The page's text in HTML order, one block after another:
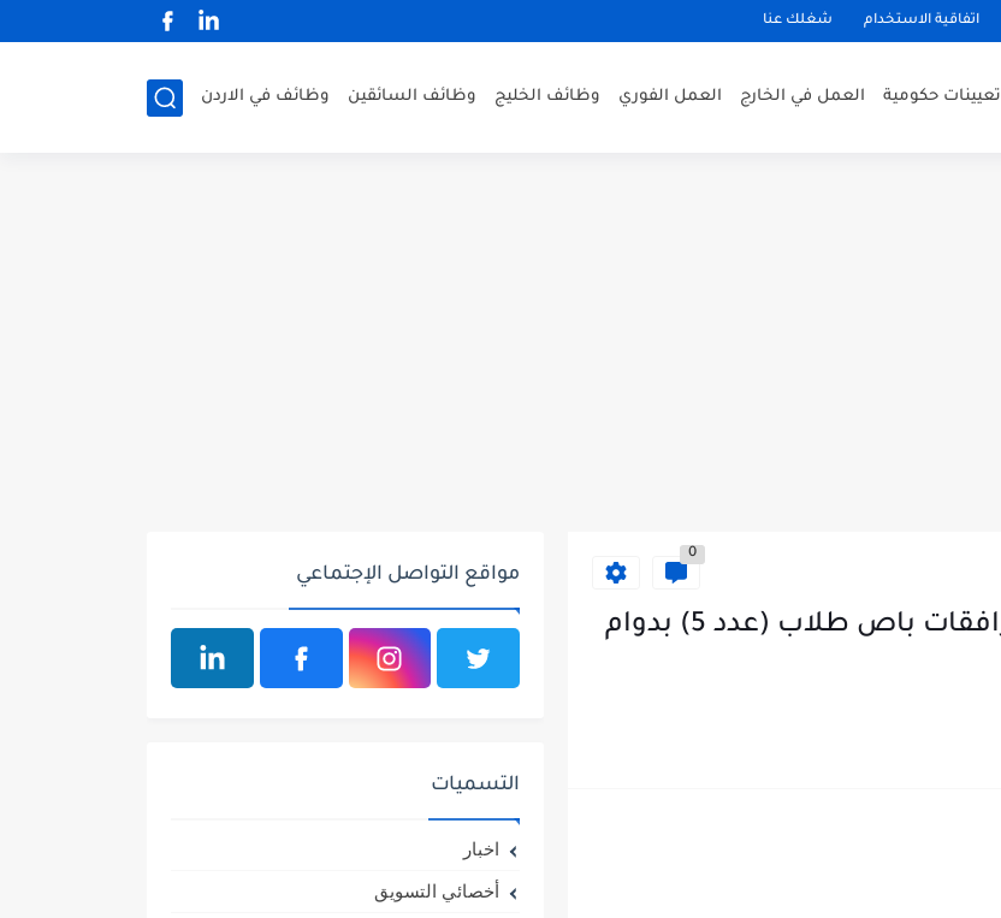
اتفاقية الاستخدام شغلك عنا
تعيينات حكومية العمل في الخارج العمل الفوري وظائف الخليج وظائف السائقين وظائف في الاردن
0
فرص عمل في أكاديمية – مطلوب مرافقات باص طلاب (عدد 5) بدوام
مواقع التواصل الإجتماعي
التسميات
اخبار
أخصائي التسويق